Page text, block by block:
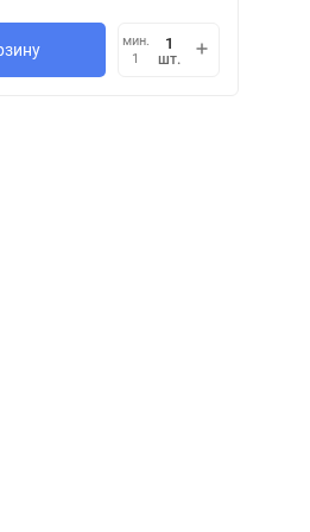
мин.
1
шт.